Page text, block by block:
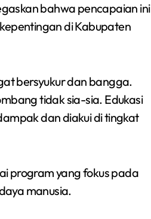
bahwa pencapaian ini
di Kabupaten
bersyukur dan bangga.
tidak sia-sia. Edukasi
dan diakui di tingkat
program yang fokus pada
manusia.